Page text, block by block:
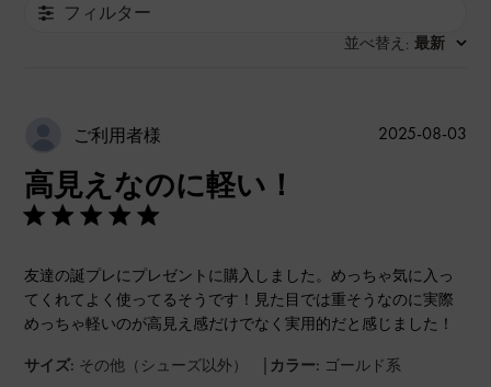
フィルター
並べ替え : 最新
ご利用者様
高見えなのに軽い！
友達の誕プレにプレゼントに購入しました。めっちゃ気に入っ
てくれてよく使ってるそうです！見た目では重そうなのに実際
めっちゃ軽いのが高見え感だけでなく実用的だと感じました！
サイズ: その他（シューズ以外） | カラー: ゴールド系
公
2025-08-03